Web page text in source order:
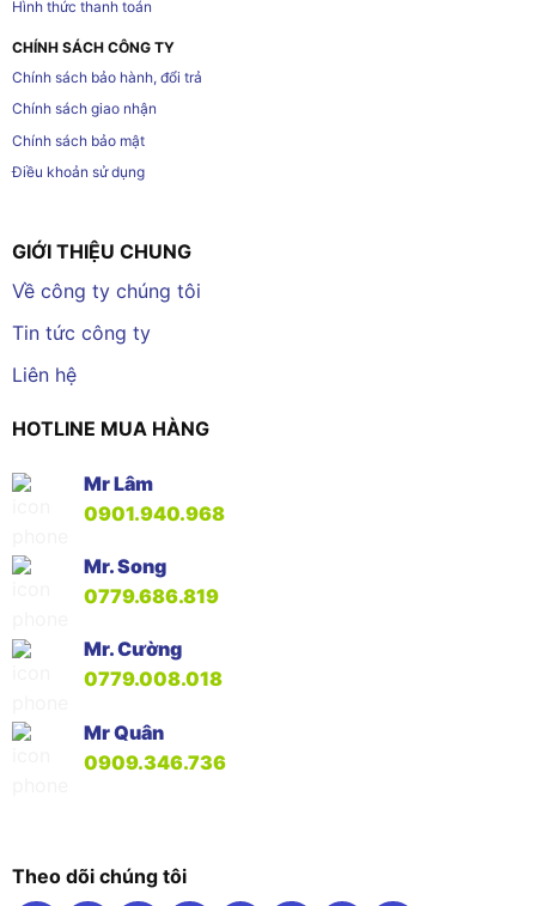
Hình thức thanh toán
CHÍNH SÁCH CÔNG TY
Chính sách bảo hành, đổi trả
Chính sách giao nhận
Chính sách bảo mật
Điều khoản sử dụng
GIỚI THIỆU CHUNG
Về công ty chúng tôi
Tin tức công ty
Liên hệ
HOTLINE MUA HÀNG
Mr Lâm
0901.940.968
Mr. Song
0779.686.819
Mr. Cường
0779.008.018
Mr Quân
0909.346.736
Theo dõi chúng tôi